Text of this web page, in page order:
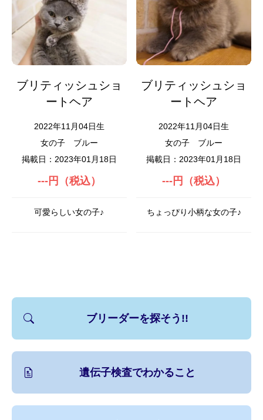
ブリティッシュショ
ートヘア
2022年11月04日生
女の子
ブルー
掲載日：2023年01月18日
---円（税込）
可愛らしい女の子♪
ブリティッシュショ
ートヘア
2022年11月04日生
女の子
ブルー
掲載日：2023年01月18日
---円（税込）
ちょっぴり小柄な女の子♪
ブリーダーを探そう!!
遺伝子検査でわかること